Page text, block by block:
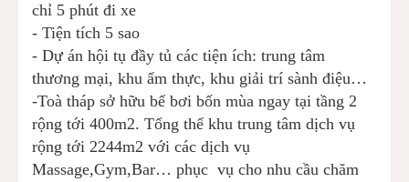
chỉ 5 phút đi xe
- Tiện tích 5 sao
- Dự án hội tụ đầy tủ các tiện ích: trung tâm
thương mại, khu ẩm thực, khu giải trí sành điệu…
-Toà tháp sở hữu bể bơi bốn mùa ngay tại tầng 2
rộng tới 400m2. Tổng thể khu trung tâm dịch vụ
rộng tới 2244m2 với các dịch vụ
Massage,Gym,Bar… phục vụ cho nhu cầu chăm